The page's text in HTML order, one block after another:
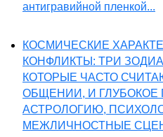
антигравийной пленкой...
КОСМИЧЕСКИЕ
КОНФЛИКТЫ: ТРИ
КОТОРЫЕ ЧАСТО
ОБЩЕНИИ, И ГЛУБОКОЕ
АСТРОЛОГИЮ,
МЕЖЛИЧНОСТНЫЕ